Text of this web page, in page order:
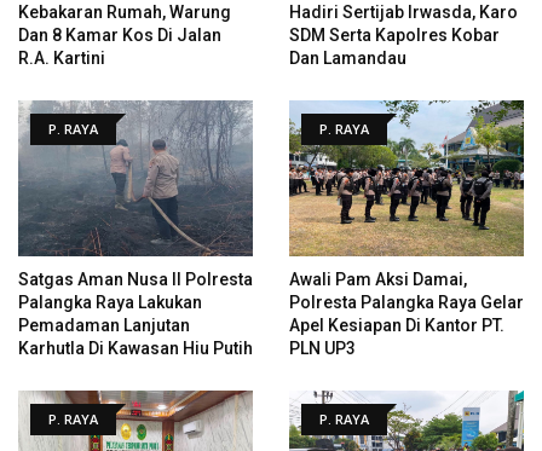
Kebakaran Rumah, Warung
Dan 8 Kamar Kos Di Jalan
R.A. Kartini
Hadiri Sertijab Irwasda, Karo
SDM Serta Kapolres Kobar
Dan Lamandau
P. RAYA
Satgas Aman Nusa II Polresta
Palangka Raya Lakukan
Pemadaman Lanjutan
Karhutla Di Kawasan Hiu Putih
P. RAYA
Awali Pam Aksi Damai,
Polresta Palangka Raya Gelar
Apel Kesiapan Di Kantor PT.
PLN UP3
P. RAYA P. RAYA